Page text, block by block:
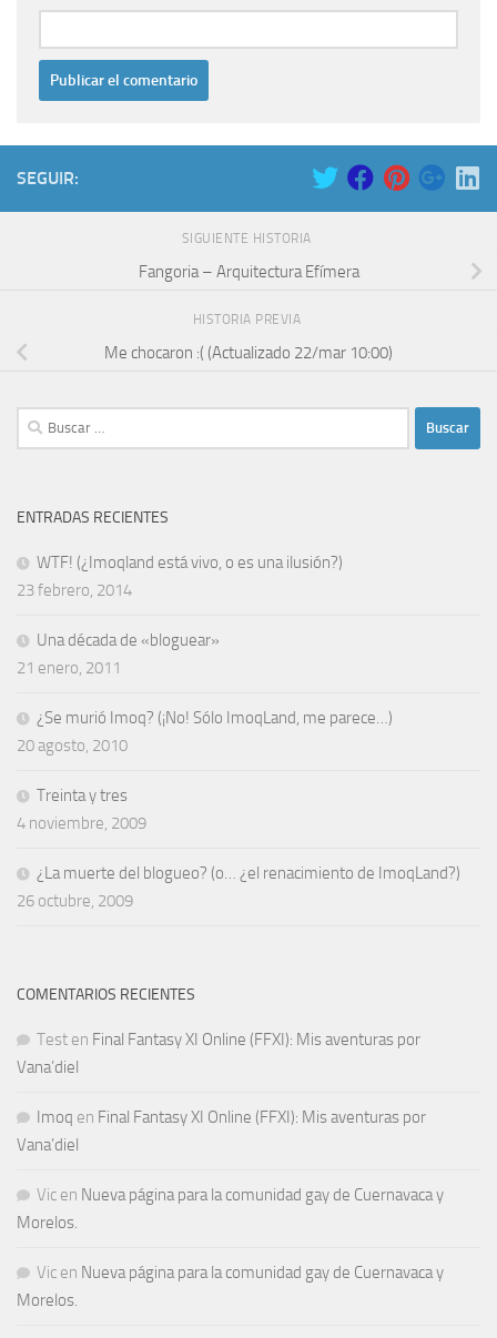
SEGUIR:
SIGUIENTE HISTORIA
Fangoria – Arquitectura Efímera
HISTORIA PREVIA
Me chocaron :( (Actualizado 22/mar 10:00)
Buscar:
ENTRADAS RECIENTES
WTF! (¿Imoqland está vivo, o es una ilusión?)
23 febrero, 2014
Una década de «bloguear»
21 enero, 2011
¿Se murió Imoq? (¡No! Sólo ImoqLand, me parece…)
20 agosto, 2010
Treinta y tres
4 noviembre, 2009
¿La muerte del blogueo? (o… ¿el renacimiento de ImoqLand?)
26 octubre, 2009
COMENTARIOS RECIENTES
Test en Final Fantasy XI Online (FFXI): Mis aventuras por
Vana’diel
Imoq en Final Fantasy XI Online (FFXI): Mis aventuras por
Vana’diel
Vic en Nueva página para la comunidad gay de Cuernavaca y
Morelos.
Vic en Nueva página para la comunidad gay de Cuernavaca y
Morelos.